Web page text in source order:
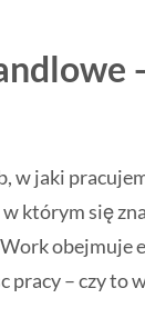
w jaki
którym się
obejmuje
– czy to